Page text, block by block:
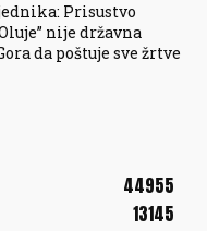
Prisustvo
nije državna
da poštuje sve žrtve
44955
13145